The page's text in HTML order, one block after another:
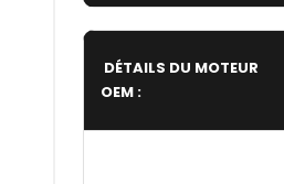
DÉTAILS DU MOTEUR
OEM :